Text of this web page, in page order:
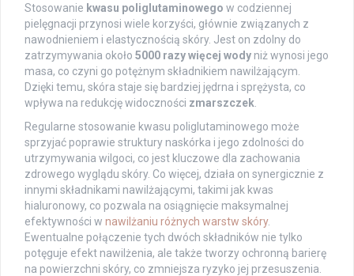
Stosowanie kwasu poliglutaminowego w codziennej
pielęgnacji przynosi wiele korzyści, głównie związanych z
nawodnieniem i elastycznością skóry. Jest on zdolny do
zatrzymywania około 5000 razy więcej wody niż wynosi jego
masa, co czyni go potężnym składnikiem nawilżającym.
Dzięki temu, skóra staje się bardziej jędrna i sprężysta, co
wpływa na redukcję widoczności zmarszczek
Regularne stosowanie kwasu poliglutaminowego może
sprzyjać poprawie struktury naskórka i jego zdolności do
utrzymywania wilgoci, co jest kluczowe dla zachowania
zdrowego wyglądu skóry. Co więcej, działa on synergicznie z
innymi składnikami nawilżającymi, takimi jak kwas
hialuronowy, co pozwala na osiągnięcie maksymalnej
efektywności w nawilżaniu różnych warstw skóry.
Ewentualne połączenie tych dwóch składników nie tylko
potęguje efekt nawilżenia, ale także tworzy ochronną barierę
na powierzchni skóry, co zmniejsza ryzyko jej przesuszenia.